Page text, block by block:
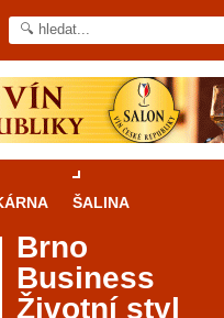
ŠALINA
Brno
Business
Životní styl